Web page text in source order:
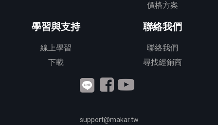
價格方案
學習與支持
線上學習
下載
聯絡我們
聯絡我們
尋找經銷商
support@makar.tw